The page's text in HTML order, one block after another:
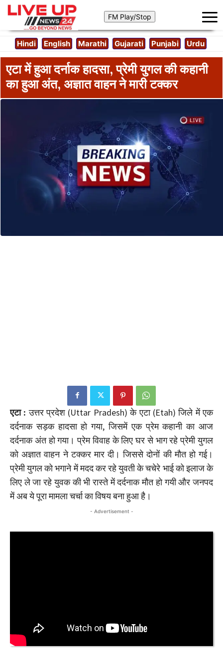
Hindi English Marathi Gujarati Punjabi Urdu
एटा में हुआ दर्नाक हादसा, प्रेमी युगल की कहानी
का हुआ अंत, अज्ञात वाहन ने मारी टक्कर
एटा : उत्तर प्रदेश (Uttar Pradesh) के एटा (Etah) जिले में एक
दर्दनाक सड़क हादसा हो गया, जिसमें एक प्रेम कहानी का आज
दर्दनाक अंत हो गया। प्रेम विवाह के लिए घर से भाग रहे प्रेमी युगल
को अज्ञात वाहन ने टक्कर मार दी। जिससे दोनों की मौत हो गई।
प्रेमी युगल को भगाने में मदद कर रहे युवती के चचेरे भाई को इलाज के
लिए ले जा रहे युवक की भी रास्ते में दर्दनाक मौत हो गयी और जनपद
में अब ये पूरा मामला चर्चा का विषय बना हुआ है।
- Advertisement -